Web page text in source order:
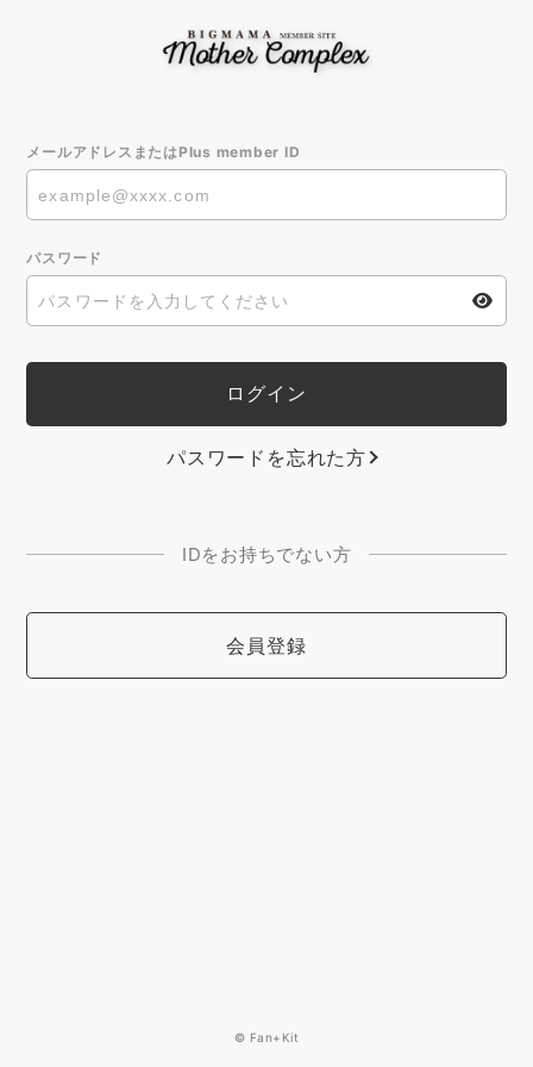
メールアドレスまたはPlus member ID
パスワード
パスワードを忘れた方
IDをお持ちでない方
会員登録
© Fan+Kit